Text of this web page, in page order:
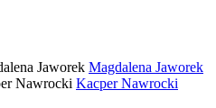
Magdalena Jaworek
Kacper Nawrocki